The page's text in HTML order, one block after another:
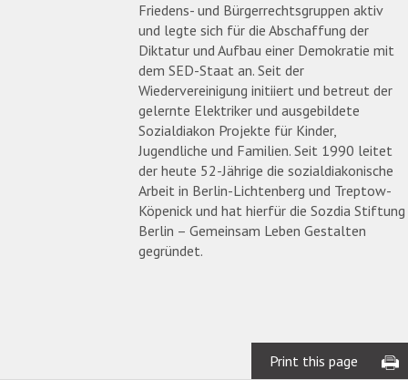
Friedens- und Bürgerrechtsgruppen aktiv
und legte sich für die Abschaffung der
Diktatur und Aufbau einer Demokratie mit
dem SED-Staat an. Seit der
Wiedervereinigung initiiert und betreut der
gelernte Elektriker und ausgebildete
Sozialdiakon Projekte für Kinder,
Jugendliche und Familien. Seit 1990 leitet
der heute 52-Jährige die sozialdiakonische
Arbeit in Berlin-Lichtenberg und Treptow-
Köpenick und hat hierfür die Sozdia Stiftung
Berlin – Gemeinsam Leben Gestalten
gegründet.
Print this page